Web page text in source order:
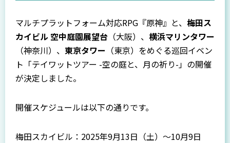
マルチプラットフォーム対応RPG『原神』と、 梅田ス
カイビル 空中庭園展望台 （大阪）、 横浜マリンタワー
（神奈川）、 東京タワー （東京）をめぐる巡回イベン
ト「テイワットツアー -空の庭と、月の祈り-」の開催
が決定しました。
開催スケジュールは以下の通りです。
梅田スカイビル：2025年9月13日（土）〜10月9日